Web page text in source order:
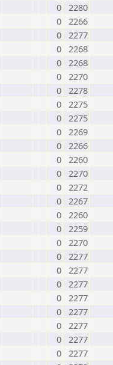
0 2280
0 2266
0 2277
0 2268
0 2268
0 2270
0 2278
0 2275
0 2275
0 2269
0 2266
0 2260
0 2270
0 2272
0 2267
0 2260
0 2259
0 2270
0 2277
0 2277
0 2277
0 2277
0 2277
0 2277
0 2277
0 2277